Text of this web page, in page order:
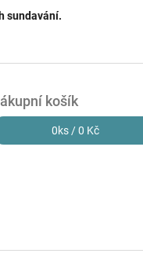
sundavání.
košík
0ks /0 Kč